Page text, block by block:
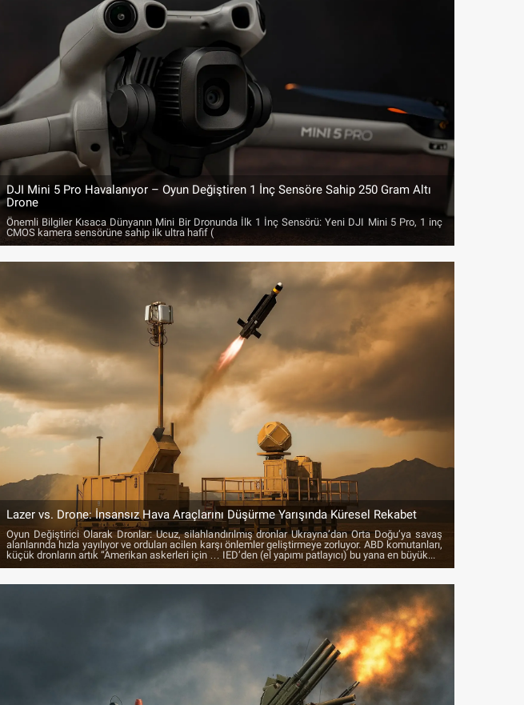
DJI Mini 5 Pro Havalanıyor – Oyun Değiştiren 1 İnç Sensöre Sahip 250 Gram Altı
Drone
Önemli Bilgiler Kısaca Dünyanın Mini Bir Dronunda İlk 1 İnç Sensörü: Yeni DJI Mini 5 Pro, 1 inç
CMOS kamera sensörüne sahip ilk ultra hafif (
Lazer vs. Drone: İnsansız Hava Araçlarını Düşürme Yarışında Küresel Rekabet
Oyun Değiştirici Olarak Dronlar: Ucuz, silahlandırılmış dronlar Ukrayna’dan Orta Doğu’ya savaş
alanlarında hızla yayılıyor ve orduları acilen karşı önlemler geliştirmeye zorluyor. ABD komutanları,
küçük dronların artık “Amerikan askerleri için … IED’den (el yapımı patlayıcı) bu yana en büyük...